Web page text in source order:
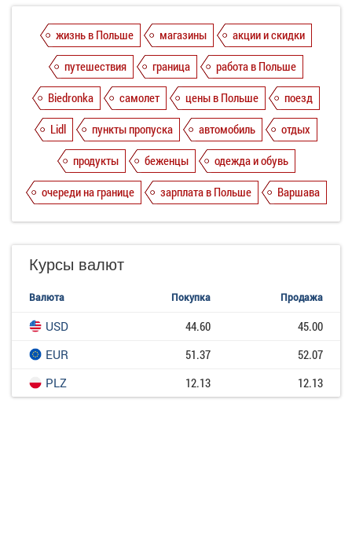
жизнь в Польше магазины
акции и скидки
путешествия
граница
работа в Польше
Biedronka
самолет цены в Польше
поезд
Lidl
пункты пропуска автомобиль
отдых
продукты
беженцы
одежда и обувь
очереди на границе
зарплата в Польше Варшава
Курсы валют
Валюта Покупка Продажа
USD 44.60
45.00
EUR
51.37
52.07
PLZ
12.13 12.13